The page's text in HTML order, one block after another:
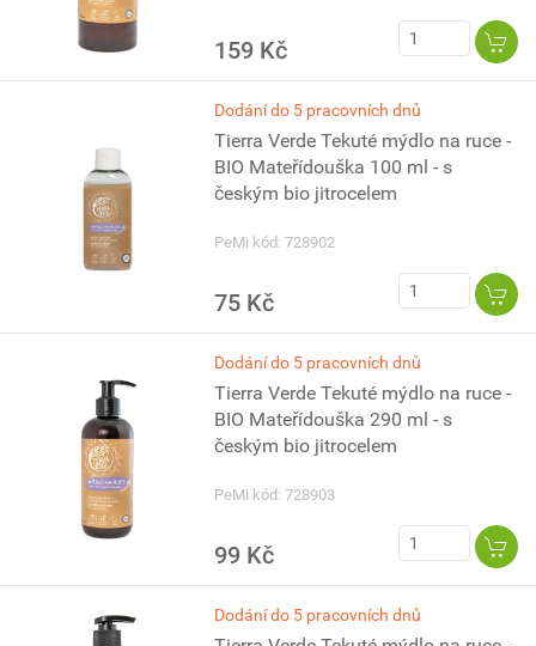
159 Kč
Dodání do 5 pracovních dnů
Tierra Verde Tekuté mýdlo na ruce -
BIO Mateřídouška 100 ml - s
českým bio jitrocelem
PeMi kód: 728902
75 Kč
Dodání do 5 pracovních dnů
Tierra Verde Tekuté mýdlo na ruce -
BIO Mateřídouška 290 ml - s
českým bio jitrocelem
PeMi kód: 728903
99 Kč
Dodání do 5 pracovních dnů